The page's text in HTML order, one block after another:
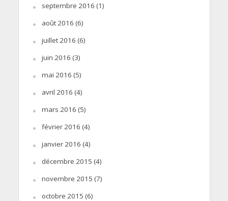
septembre 2016 (1)
août 2016 (6)
juillet 2016 (6)
juin 2016 (3)
mai 2016 (5)
avril 2016 (4)
mars 2016 (5)
février 2016 (4)
janvier 2016 (4)
décembre 2015 (4)
novembre 2015 (7)
octobre 2015 (6)